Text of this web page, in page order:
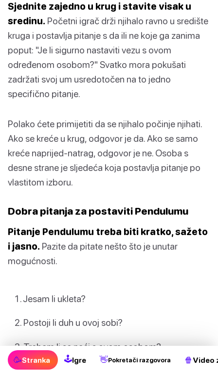
Sjednite zajedno u krug i stavite visak u
sredinu. Početni igrač drži njihalo ravno u središte
kruga i postavlja pitanje s da ili ne koje ga zanima
poput: "Je li sigurno nastaviti vezu s ovom
određenom osobom?" Svatko mora pokušati
zadržati svoj um usredotočen na to jedno
specifično pitanje.
Polako ćete primijetiti da se njihalo počinje njihati.
Ako se kreće u krug, odgovor je da. Ako se samo
kreće naprijed-natrag, odgovor je ne. Osoba s
desne strane je sljedeća koja postavlja pitanje po
vlastitom izboru.
Dobra pitanja za postaviti Pendulumu
Pitanje Pendulumu treba biti kratko, sažeto
i jasno. Pazite da pitate nešto što je unutar
mogućnosti.
Jesam li ukleta?
Postoji li duh u ovoj sobi?
Trebam li se naći s ovom osobom?
Je li ta osoba pouzdana?
🥳Stranka 🕹Igre 👋Pokretači razgovora 🍿 Video